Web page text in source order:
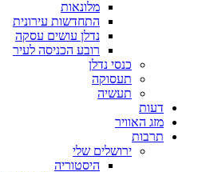
מלונאות
התחדשות עירונית
נדלן עושים עסקה
רובע הכניסה לעיר
כנסי נדלן
תעסוקה
תעשיה
דעות
מזג האוויר
תרבות
ירושלים שלי
היסטוריה